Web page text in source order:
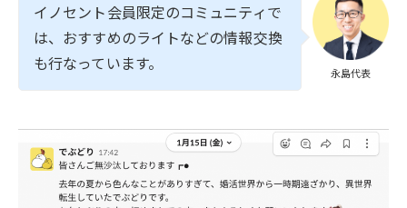
永島代表
イノセント会員限定のコミュニティで
は、おすすめのライトなどの情報交換
も行なっています。